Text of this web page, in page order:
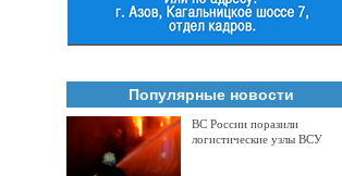
Популярные новости
ВС России поразили
логистические узлы ВСУ